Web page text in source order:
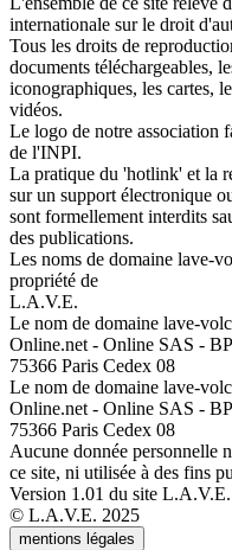
internationale sur le droit
Tous les droits de
documents téléchargeables,
iconographiques, les cartes,
vidéos.
Le logo de notre association
de l'INPI.
La pratique du 'hotlink' et la
sur un support électronique
sont formellement interdits
des publications.
Les noms de domaine lave-
propriété de
L.A.V.E.
Le nom de domaine lave-
Online.net - Online SAS -
75366 Paris Cedex 08
Le nom de domaine lave-
Online.net - Online SAS -
75366 Paris Cedex 08
Aucune donnée personnelle
ce site, ni utilisée à des fins
Version 1.01 du site
© L.A.V.E. 2025
mentions légales